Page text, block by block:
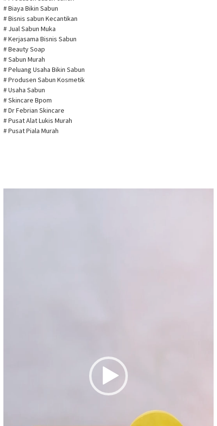
# Biaya Bikin Sabun
# Bisnis sabun Kecantikan
# Jual Sabun Muka
# Kerjasama Bisnis Sabun
# Beauty Soap
# Sabun Murah
# Peluang Usaha Bikin Sabun
# Produsen Sabun Kosmetik
# Usaha Sabun
# Skincare Bpom
# Dr Febrian Skincare
# Pusat Alat Lukis Murah
# Pusat Piala Murah